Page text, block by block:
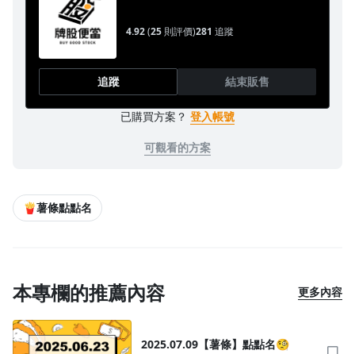
4.92(25 則評價)281 追蹤
追蹤 結束販售
已購買方案？ 登入帳號
可觀看的方案
🍟薯條點點名
本專欄的推薦內容 更多內容
2025.07.09【薯條】點點名🧐